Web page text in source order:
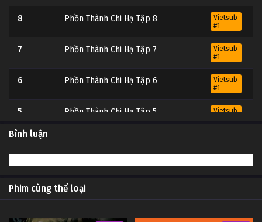
8 Phồn Thành Chi Hạ Tập 8
Vietsub
#1
7 Phồn Thành Chi Hạ Tập 7
Vietsub
#1
6 Phồn Thành Chi Hạ Tập 6
Vietsub
#1
5 Phồn Thành Chi Hạ Tập 5
Vietsub
4 Phồn Thành Chi Hạ Tập 4
Bình luận
Phim cùng thể loại